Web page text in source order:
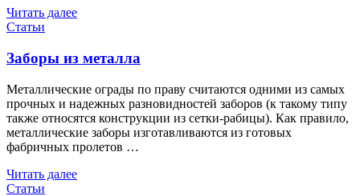
Читать далее
Статьи
Заборы из металла
Металлические ограды по праву считаются одними из самых
прочных и надежных разновидностей заборов (к такому типу
также относятся конструкции из сетки-рабицы). Как правило,
металлические заборы изготавливаются из готовых
фабричных пролетов …
Читать далее
Статьи